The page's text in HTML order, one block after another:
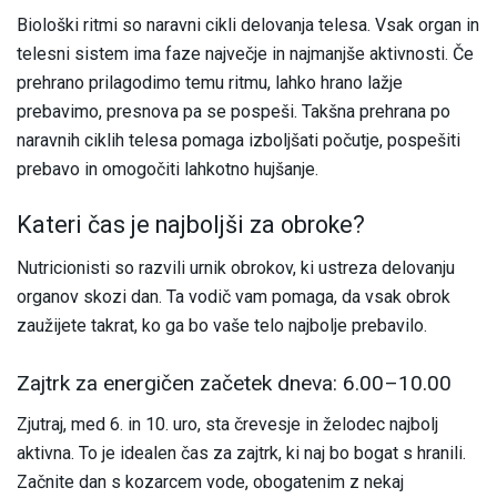
Biološki ritmi so naravni cikli delovanja telesa. Vsak organ in
telesni sistem ima faze največje in najmanjše aktivnosti. Če
prehrano prilagodimo temu ritmu, lahko hrano lažje
prebavimo, presnova pa se pospeši. Takšna prehrana po
naravnih ciklih telesa pomaga izboljšati počutje, pospešiti
prebavo in omogočiti lahkotno hujšanje.
Kateri čas je najboljši za obroke?
Nutricionisti so razvili urnik obrokov, ki ustreza delovanju
organov skozi dan. Ta vodič vam pomaga, da vsak obrok
zaužijete takrat, ko ga bo vaše telo najbolje prebavilo.
Zajtrk za energičen začetek dneva: 6.00–10.00
Zjutraj, med 6. in 10. uro, sta črevesje in želodec najbolj
aktivna. To je idealen čas za zajtrk, ki naj bo bogat s hranili.
Začnite dan s kozarcem vode, obogatenim z nekaj